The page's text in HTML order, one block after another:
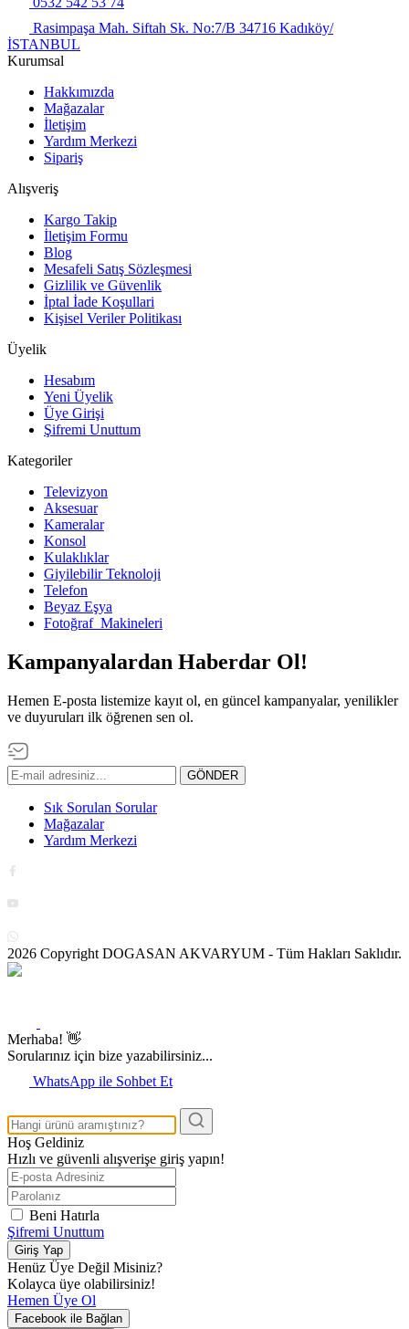
Rasimpaşa Mah. Siftah Sk. No:7/B 34716 Kadıköy/
İSTANBUL
Kurumsal
Hakkımızda
Mağazalar
İletişim
Yardım Merkezi
Sipariş
Alışveriş
Kargo Takip
İletişim Formu
Blog
Mesafeli Satış Sözleşmesi
Gizlilik ve Güvenlik
İptal İade Koşullari
Kişisel Veriler Politikası
Üyelik
Hesabım
Yeni Üyelik
Üye Girişi
Şifremi Unuttum
Kategoriler
Televizyon
Aksesuar
Kameralar
Konsol
Kulaklıklar
Giyilebilir Teknoloji
Telefon
Beyaz Eşya
Fotoğraf Makineleri
Kampanyalardan Haberdar Ol!
Hemen E-posta listemize kayıt ol, en güncel kampanyalar, yenilikler
ve duyuruları ilk öğrenen sen ol.
GÖNDER
Sık Sorulan Sorular
Mağazalar
Yardım Merkezi
2026 Copyright DOGASAN AKVARYUM - Tüm Hakları Saklıdır.
Merhaba! 👋
Sorularınız için bize yazabilirsiniz...
WhatsApp ile Sohbet Et
Hoş Geldiniz
Hızlı ve güvenli alışverişe giriş yapın!
Beni Hatırla
Şifremi Unuttum
Giriş Yap
Henüz Üye Değil Misiniz?
Kolayca üye olabilirsiniz!
Hemen Üye Ol
Facebook ile Bağlan